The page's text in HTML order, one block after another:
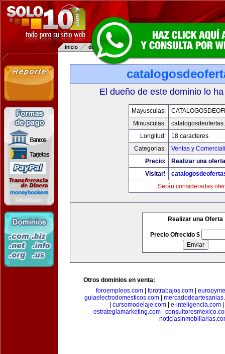
El dueño de este dominio lo
Mayusculas:
Minusculas:
Longitud:
18 caracteres
Categorias:
Ventas y
Precio:
Realizar una
Visitar!
Serán consideradas
Realizar una Oferta
Precio Ofrecido $
Otros dominios en venta:
foroempleos.com
forotrabajos.com
guiaelectrodomesticos.com
cursomodelaje.com| e-inteligencia.com|
estrategiamarketing.com|